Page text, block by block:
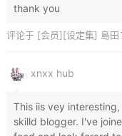
thank you
评论于 [会员][设定集] 島田フミカネ ART
xnxx hub
This iis vey
skilld blogger. I've